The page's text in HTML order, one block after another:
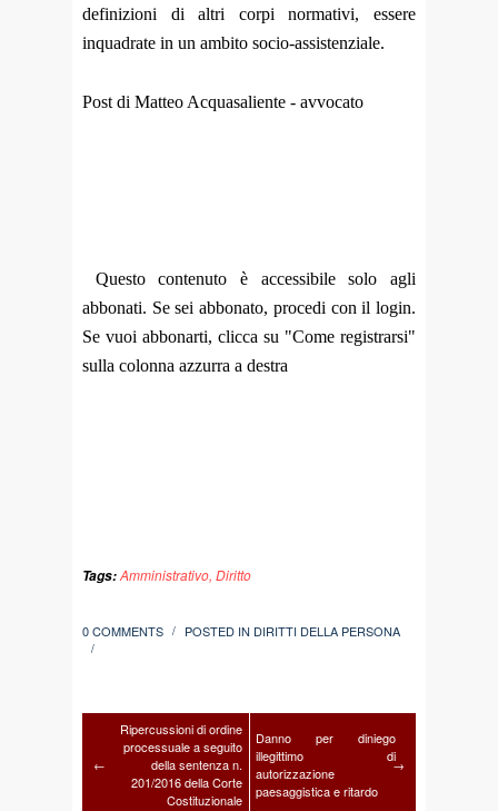
definizioni di altri corpi normativi, essere
inquadrate in un ambito socio-assistenziale.
Post di Matteo Acquasaliente - avvocato
Questo contenuto è accessibile solo agli
abbonati. Se sei abbonato, procedi con il login.
Se vuoi abbonarti, clicca su "Come registrarsi"
sulla colonna azzurra a destra
Tags:Amministrativo, Diritto
0 COMMENTS / POSTED IN DIRITTI DELLA PERSONA
/
←
Ripercussioni di ordine
processuale a seguito
della sentenza n.
201/2016 della Corte
Costituzionale
Danno per diniego
illegittimo di
autorizzazione
paesaggistica e ritardo
→